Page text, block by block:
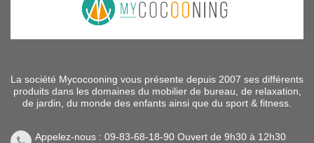
La société Mycocooning vous présente depuis 2007 ses différents
produits dans les domaines du mobilier de bureau, de relaxation,
de jardin, du monde des enfants ainsi que du sport & fitness.
Appelez-nous : 09-83-68-18-90 Ouvert de 9h30 à 12h30